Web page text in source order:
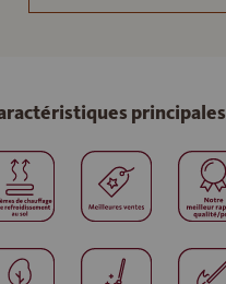
principales